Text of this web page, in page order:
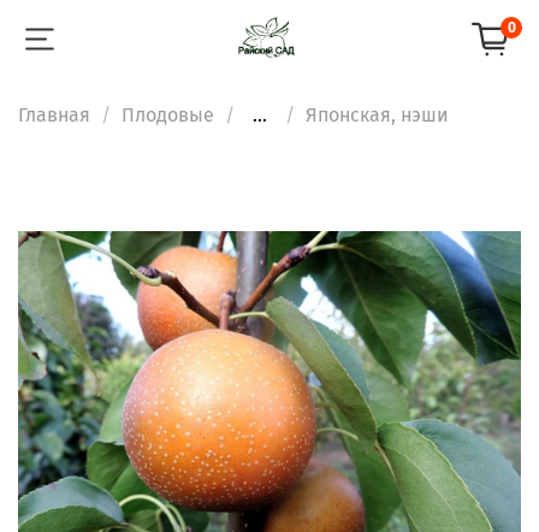
0
Главная Плодовые ... Японская, нэши